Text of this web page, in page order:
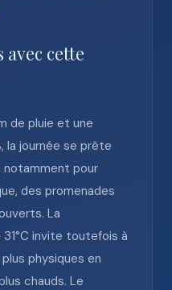
avec cette
de pluie et une
la journée se prête
notamment pour
des promenades
La
invite toutefois à
physiques en
chauds. Le